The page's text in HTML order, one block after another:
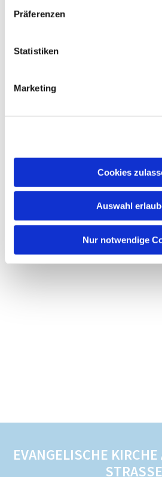
Präferenzen
Statistiken
Marketing
Cookies
Auswahl
Nur notwendige
EVANGELISCHE
STRASSE